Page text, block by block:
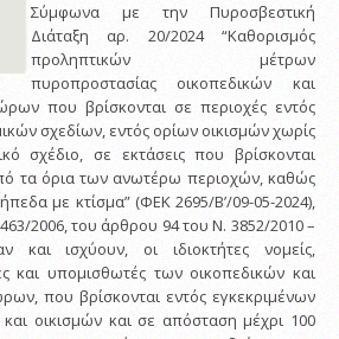
Σύμφωνα με την Πυροσβεστική
Διάταξη αρ. 20/2024 “Καθορισμός
προληπτικών μέτρων
πυροπροστασίας οικοπεδικών και
που βρίσκονται σε περιοχές εντός
σχεδίων, εντός ορίων οικισμών χωρίς
σχέδιο, σε εκτάσεις που βρίσκονται
τα όρια των ανωτέρω περιοχών, καθώς
με κτίσμα” (ΦΕΚ 2695/Β’/09-05-2024),
2006, του άρθρου 94 του Ν. 3852/2010 –
και ισχύουν, οι ιδιοκτήτες νομείς,
και υπομισθωτές των οικοπεδικών και
που βρίσκονται εντός εγκεκριμένων
οικισμών και σε απόσταση μέχρι 100